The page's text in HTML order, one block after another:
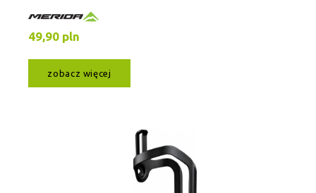
49,90 pln
zobacz więcej